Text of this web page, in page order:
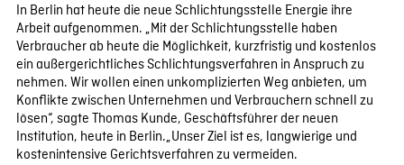
In Berlin hat heute die neue Schlichtungsstelle Energie ihre
Arbeit aufgenommen. „Mit der Schlichtungsstelle haben
Verbraucher ab heute die Möglichkeit, kurzfristig und kostenlos
ein außergerichtliches Schlichtungsverfahren in Anspruch zu
nehmen. Wir wollen einen unkomplizierten Weg anbieten, um
Konflikte zwischen Unternehmen und Verbrauchern schnell zu
lösen“, sagte Thomas Kunde, Geschäftsführer der neuen
Institution, heute in Berlin.„Unser Ziel ist es, langwierige und
kostenintensive Gerichtsverfahren zu vermeiden.